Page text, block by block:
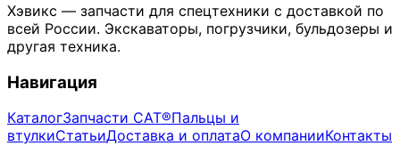
Хэвикс — запчасти для спецтехники с доставкой по
всей России. Экскаваторы, погрузчики, бульдозеры и
другая техника.
Навигация
КаталогЗапчасти CAT®Пальцы и
втулкиСтатьиДоставка и оплатаО компанииКонтакты